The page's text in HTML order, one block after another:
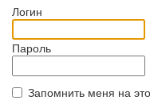
Логин
Пароль
Запомнить меня на